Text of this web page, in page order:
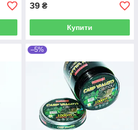
39 ₴
Купити
–5%